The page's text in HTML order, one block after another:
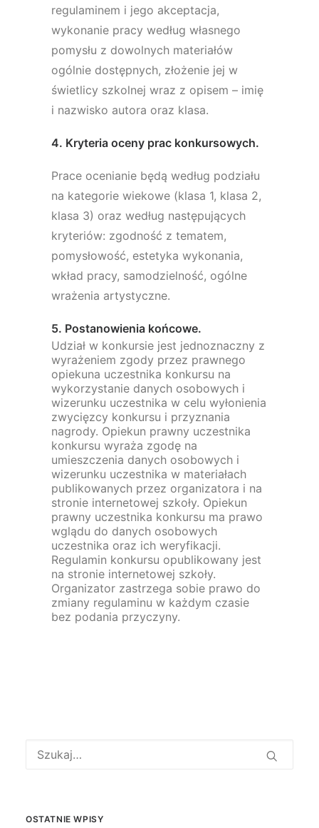
regulaminem i jego akceptacja,
wykonanie pracy według własnego
pomysłu z dowolnych materiałów
ogólnie dostępnych, złożenie jej w
świetlicy szkolnej wraz z opisem – imię
i nazwisko autora oraz klasa.
4. Kryteria oceny prac konkursowych.
Prace ocenianie będą według podziału
na kategorie wiekowe (klasa 1, klasa 2,
klasa 3) oraz według następujących
kryteriów: zgodność z tematem,
pomysłowość, estetyka wykonania,
wkład pracy, samodzielność, ogólne
wrażenia artystyczne.
5. Postanowienia końcowe.
Udział w konkursie jest jednoznaczny z
wyrażeniem zgody przez prawnego
opiekuna uczestnika konkursu na
wykorzystanie danych osobowych i
wizerunku uczestnika w celu wyłonienia
zwycięzcy konkursu i przyznania
nagrody. Opiekun prawny uczestnika
konkursu wyraża zgodę na
umieszczenia danych osobowych i
wizerunku uczestnika w materiałach
publikowanych przez organizatora i na
stronie internetowej szkoły. Opiekun
prawny uczestnika konkursu ma prawo
wglądu do danych osobowych
uczestnika oraz ich weryfikacji.
Regulamin konkursu opublikowany jest
na stronie internetowej szkoły.
Organizator zastrzega sobie prawo do
zmiany regulaminu w każdym czasie
bez podania przyczyny.
OSTATNIE WPISY